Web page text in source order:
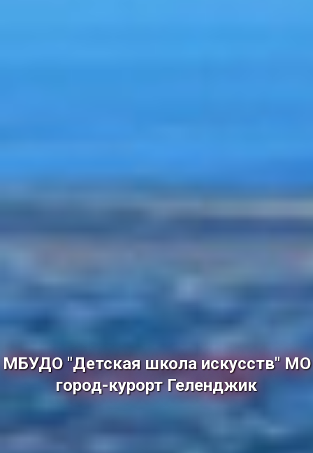
МБУДО "Детская школа искусств" МО
город-курорт Геленджик